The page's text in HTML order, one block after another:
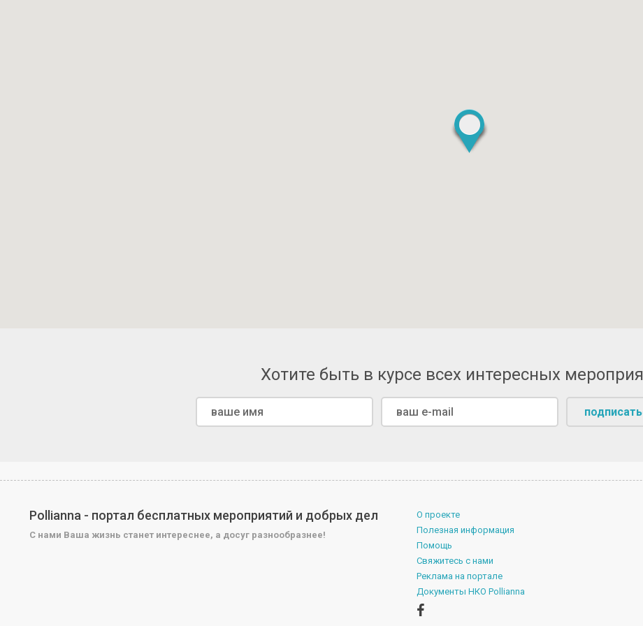
Хотите быть в курсе всех интересных
Pollianna - портал бесплатных мероприятий и добрых дел
С нами Ваша жизнь станет интереснее, а досуг разнообразнее!
О проекте
Полезная информация
Помощь
Свяжитесь с нами
Реклама на портале
Документы НКО Pollianna